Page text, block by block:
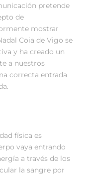
pretende
de
mostrar
Coia de Vigo se
y ha creado un
a nuestros
correcta entrada
física es
vaya entrando
a través de los
la sangre por